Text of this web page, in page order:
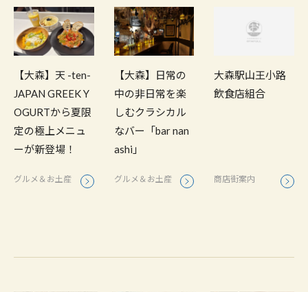
【大森】天 -ten-
JAPAN GREEK Y
OGURTから夏限
定の極上メニュ
ーが新登場！
グルメ＆お土産
【大森】日常の
中の非日常を楽
しむクラシカル
なバー「bar nan
ashi」
グルメ＆お土産
大森駅山王小路
飲食店組合
商店街案内